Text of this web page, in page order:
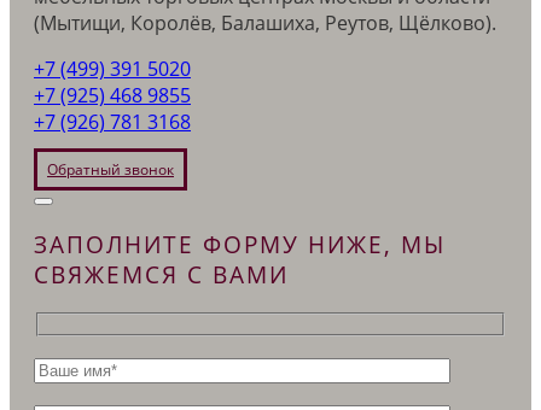
(Мытищи, Королёв, Балашиха, Реутов, Щёлково).
+7 (499) 391 5020
+7 (925) 468 9855
+7 (926) 781 3168
Обратный звонок
ЗАПОЛНИТЕ ФОРМУ НИЖЕ, МЫ
СВЯЖЕМСЯ С ВАМИ